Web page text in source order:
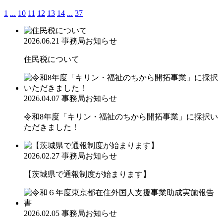
1 ... 10 11 12 13 14 ... 37
2026.06.21 事務局お知らせ
住民税について
2026.04.07 事務局お知らせ
令和8年度「キリン・福祉のちから開拓事業」に採択い
ただきました！
2026.02.27 事務局お知らせ
【茨城県で通報制度が始まります】
2026.02.05 事務局お知らせ